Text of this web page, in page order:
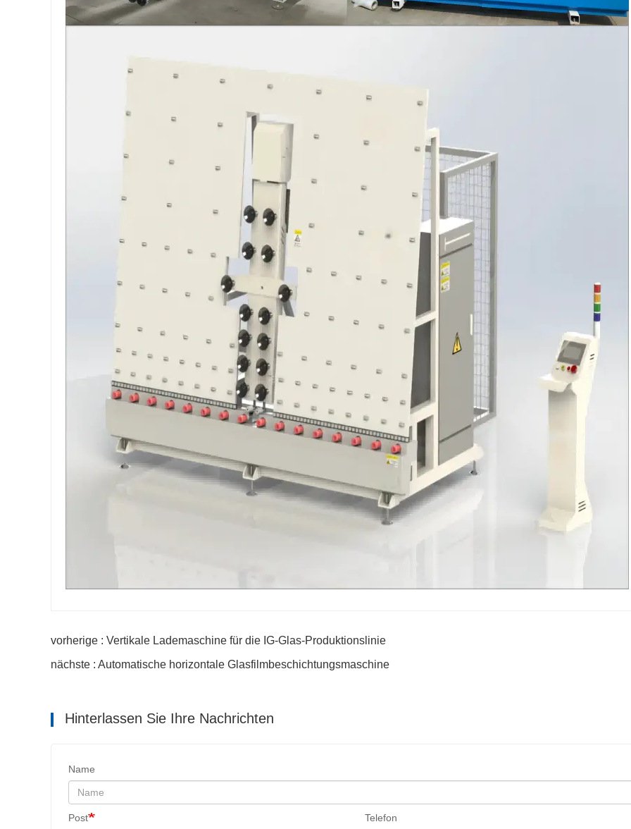
vorherige : Vertikale Lademaschine für die IG-Glas-Produktionslinie
nächste : Automatische horizontale Glasfilmbeschichtungsmaschine
Hinterlassen Sie Ihre Nachrichten
Name
Post Telefon